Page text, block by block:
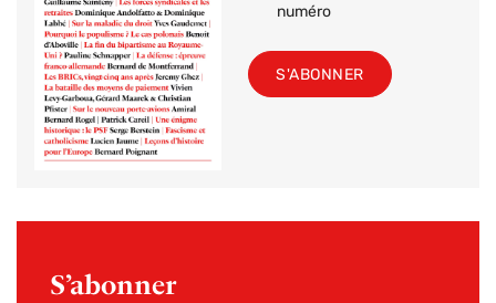
numéro
S'ABONNER
S’abonner